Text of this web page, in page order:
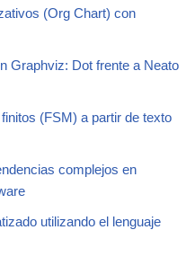
(Org Chart) con
Graphviz: Dot frente a Neato
(FSM) a partir de texto
complejos en
utilizando el lenguaje